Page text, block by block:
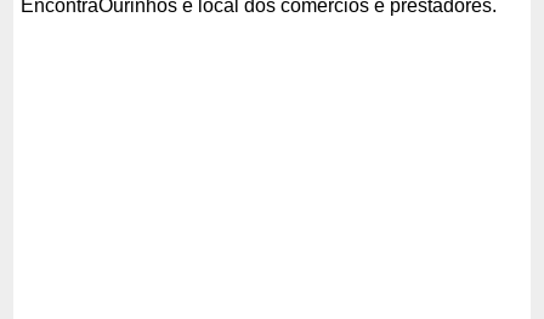
EncontraOurinhos e local dos comércios e prestadores.